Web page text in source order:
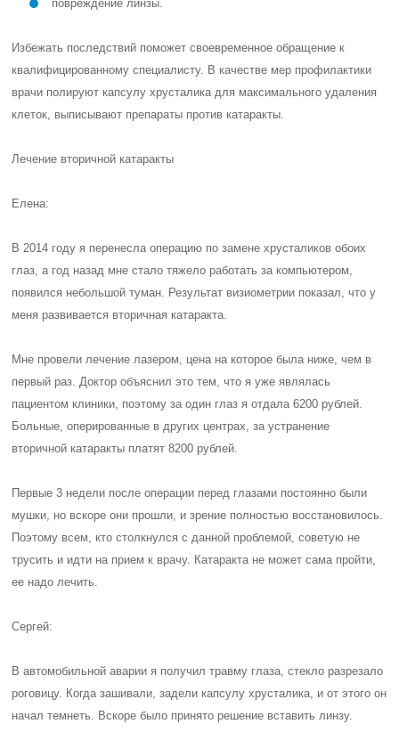
повреждение линзы.
Избежать последствий поможет своевременное обращение к
квалифицированному специалисту. В качестве мер профилактики
врачи полируют капсулу хрусталика для максимального удаления
клеток, выписывают препараты против катаракты.
Лечение вторичной катаракты
Елена:
В 2014 году я перенесла операцию по замене хрусталиков обоих
глаз, а год назад мне стало тяжело работать за компьютером,
появился небольшой туман. Результат визиометрии показал, что у
меня развивается вторичная катаракта.
Мне провели лечение лазером, цена на которое была ниже, чем в
первый раз. Доктор объяснил это тем, что я уже являлась
пациентом клиники, поэтому за один глаз я отдала 6200 рублей.
Больные, оперированные в других центрах, за устранение
вторичной катаракты платят 8200 рублей.
Первые 3 недели после операции перед глазами постоянно были
мушки, но вскоре они прошли, и зрение полностью восстановилось.
Поэтому всем, кто столкнулся с данной проблемой, советую не
трусить и идти на прием к врачу. Катаракта не может сама пройти,
ее надо лечить.
Сергей:
В автомобильной аварии я получил травму глаза, стекло разрезало
роговицу. Когда зашивали, задели капсулу хрусталика, и от этого он
начал темнеть. Вскоре было принято решение вставить линзу.